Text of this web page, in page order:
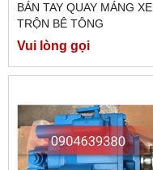
BÁN TAY QUAY MÁNG XE
TRỘN BÊ TÔNG
Vui lòng gọi